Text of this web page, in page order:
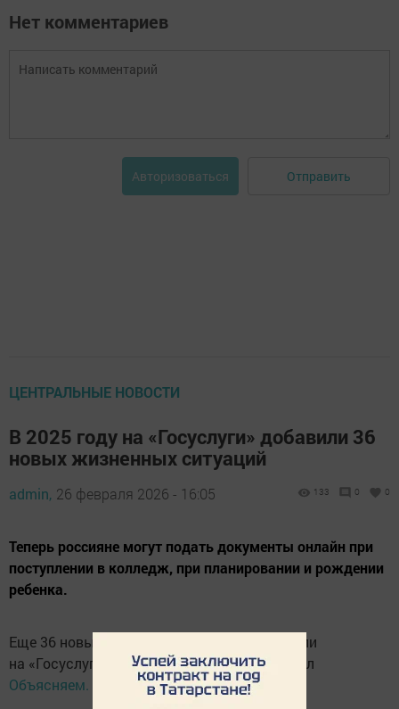
Нет комментариев
Авторизоваться Отправить
ЦЕНТРАЛЬНЫЕ НОВОСТИ
В 2025 году на «Госуслуги» добавили 36
новых жизненных ситуаций
admin, 26 февраля 2026 - 16:05 133 0 0
Теперь россияне могут подать документы онлайн при
поступлении в колледж, при планировании и рождении
ребенка.
Еще 36 новых жизненных ситуаций добавили
на «Госуслуги» в 2025 году, сообщает портал
Объясняем. рф.